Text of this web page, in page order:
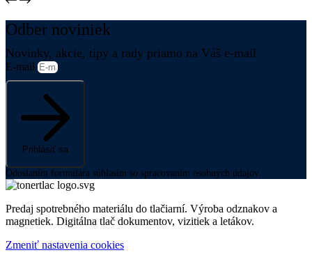
Odber noviniek
Novinky, akcie, tipy a rady priamo na Váš e-mail
E-mail
Prihlásiť sa
Odoslaním formulára súhlasím so spracovaním osobných údajov.
Predaj spotrebného materiálu do tlačiarní. Výroba odznakov a
magnetiek. Digitálna tlač dokumentov, vizitiek a letákov.
Zmeniť nastavenia cookies